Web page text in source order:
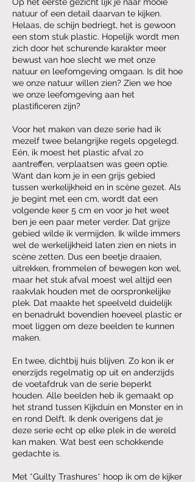
natuur of een detail daarvan te kijken.
Helaas, de schijn bedriegt, het is gewoon
een stom stuk plastic. Hopelijk wordt men
zich door het schurende karakter meer
bewust van hoe slecht we met onze
natuur en leefomgeving omgaan. Is dit hoe
we onze natuur willen zien? Zien we hoe
we onze leefomgeving aan het
plastificeren zijn?
Voor het maken van deze serie had ik
mezelf twee belangrijke regels opgelegd.
Eén, ik moest het plastic afval zo
aantreffen, verplaatsen was geen optie.
Want dan kom je in een grijs gebied
tussen werkelijkheid en in scène gezet. Als
je begint met een cm, wordt dat een
volgende keer 5 cm en voor je het weet
ben je een paar meter verder. Dat grijze
gebied wilde ik vermijden. Ik wilde immers
wel de werkelijkheid laten zien en niets in
scène zetten. Dus een beetje draaien,
uitrekken, frommelen of bewegen kon wel,
maar het stuk afval moest wel altijd een
raakvlak houden met de oorspronkelijke
plek. Dat maakte het speelveld duidelijk
en benadrukt bovendien hoeveel plastic er
moet liggen om deze beelden te kunnen
maken.
En twee, dichtbij huis blijven. Zo kon ik er
enerzijds regelmatig op uit en anderzijds
de voetafdruk van de serie beperkt
houden. Alle beelden heb ik gemaakt op
het strand tussen Kijkduin en Monster en in
en rond Delft. Ik denk overigens dat je
deze serie echt op elke plek in de wereld
kan maken. Wat best een schokkende
gedachte is.
Met *Guilty Trashures* hoop ik om de kijker